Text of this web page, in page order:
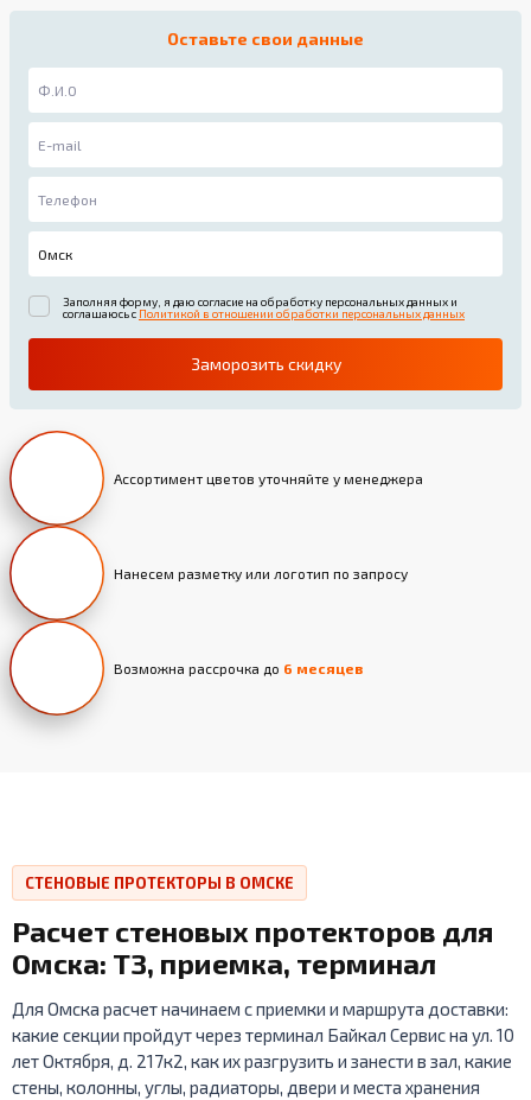
Оставьте свои данные
Заполняя форму, я даю согласие на обработку персональных данных и
соглашаюсь с Политикой в отношении обработки персональных данных
Заморозить скидку
Ассортимент цветов уточняйте у менеджера
Нанесем разметку или логотип по запросу
Возможна рассрочка до 6 месяцев
СТЕНОВЫЕ ПРОТЕКТОРЫ В ОМСКЕ
Расчет стеновых протекторов для
Омска: ТЗ, приемка, терминал
Для Омска расчет начинаем с приемки и маршрута доставки:
какие секции пройдут через терминал Байкал Сервис на ул. 10
лет Октября, д. 217к2, как их разгрузить и занести в зал, какие
стены, колонны, углы, радиаторы, двери и места хранения